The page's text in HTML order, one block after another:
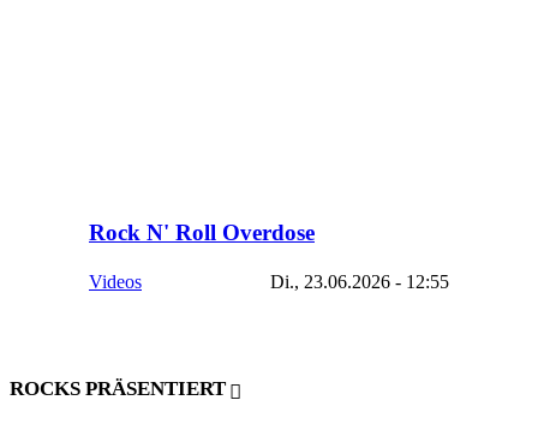
Rock N' Roll Overdose
Videos Di., 23.06.2026 - 12:55
ROCKS PRÄSENTIERT